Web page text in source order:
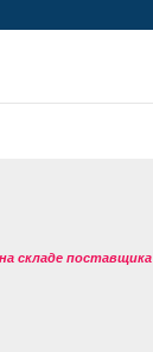
складе поставщика